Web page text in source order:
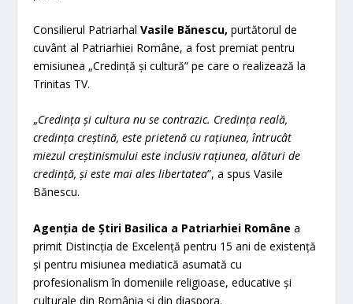
Consilierul PatriarhalVasile Bănescu, purtătorul de
cuvânt al Patriarhiei Române, a fost premiat pentru
emisiunea „Credință și cultură” pe care o realizează la
Trinitas TV.
„Credința și cultura nu se contrazic. Credința reală,
credința creștină, este prietenă cu rațiunea, întrucât
miezul creștinismului este inclusiv rațiunea, alături de
credință, și este mai ales libertatea”, a spus Vasile
Bănescu.
Agenția de Știri Basilica a Patriarhiei Române a
primit Distincția de Excelență pentru 15 ani de existență
și pentru misiunea mediatică asumată cu
profesionalism în domeniile religioase, educative și
culturale din România și din diaspora.